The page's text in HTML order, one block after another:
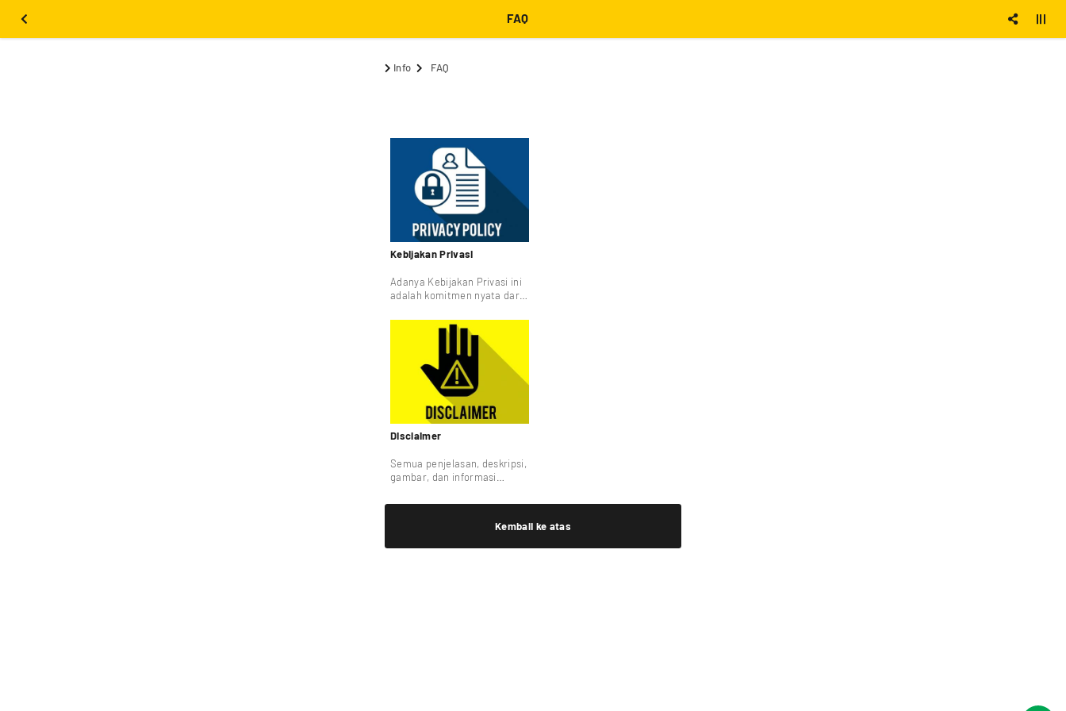
FAQ
Info FAQ
Kebijakan Privasi
Adanya Kebijakan Privasi ini
adalah komitmen nyata dari
menghargai dan melindungi
setiap informasi pribadi
http://pabriktravelbag.com/
(situs Pabrik Travel Bag).
Disclaimer
Semua penjelasan, deskripsi,
gambar, dan informasi
product pabriktravelbag.com
Kembali ke atas